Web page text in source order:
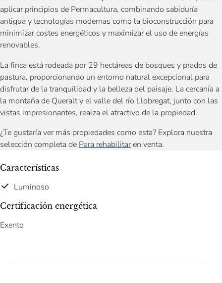
aplicar principios de Permacultura, combinando sabiduría
antigua y tecnologías modernas como la bioconstrucción para
minimizar costes energéticos y maximizar el uso de energías
renovables.
La finca está rodeada por 29 hectáreas de bosques y prados de
pastura, proporcionando un entorno natural excepcional para
disfrutar de la tranquilidad y la belleza del paisaje. La cercanía a
la montaña de Queralt y el valle del río Llobregat, junto con las
vistas impresionantes, realza el atractivo de la propiedad.
¿Te gustaría ver más propiedades como esta? Explora nuestra
selección completa de Para rehabilitaren venta.
Características
Luminoso
Certificación energética
Exento